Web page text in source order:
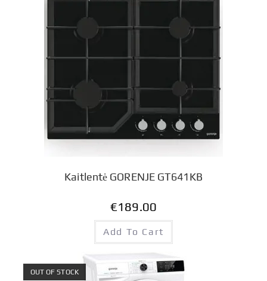
Kaitlentė GORENJE GT641KB
€189.00
Add To Cart
OUT OF STOCK